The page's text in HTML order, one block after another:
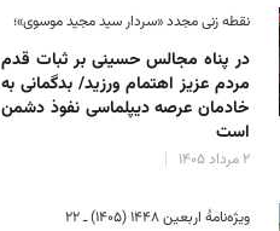
نقطه زنی مجدد «سردار سید مجید موسوی»؛
در پناه مجالس حسینی بر ثبات‌ قدم
مردم عزیز اهتمام ورزید/ بدگمانی به
خادمان عرصه دیپلماسی نفوذ دشمن
است
۲ مرداد ۱۴۰۵
ویژه‌نامهٔ اربعین ۱۴۴۸ (۱۴۰۵) ـ ۲۲